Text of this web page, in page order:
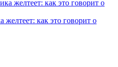
желтеет: как это говорит о